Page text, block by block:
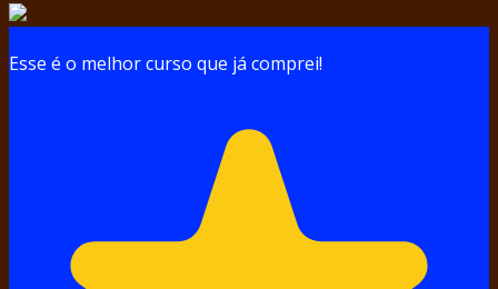
Esse é o melhor curso que já comprei!